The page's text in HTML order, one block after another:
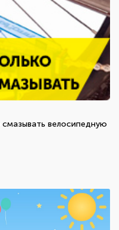
велосипедную